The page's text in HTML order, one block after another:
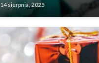
14 sierpnia, 2025